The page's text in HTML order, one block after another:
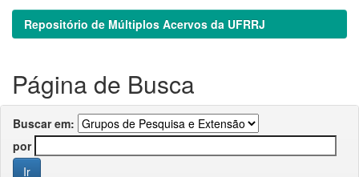
Repositório de Múltiplos Acervos da UFRRJ
Página de Busca
Buscar em:
por